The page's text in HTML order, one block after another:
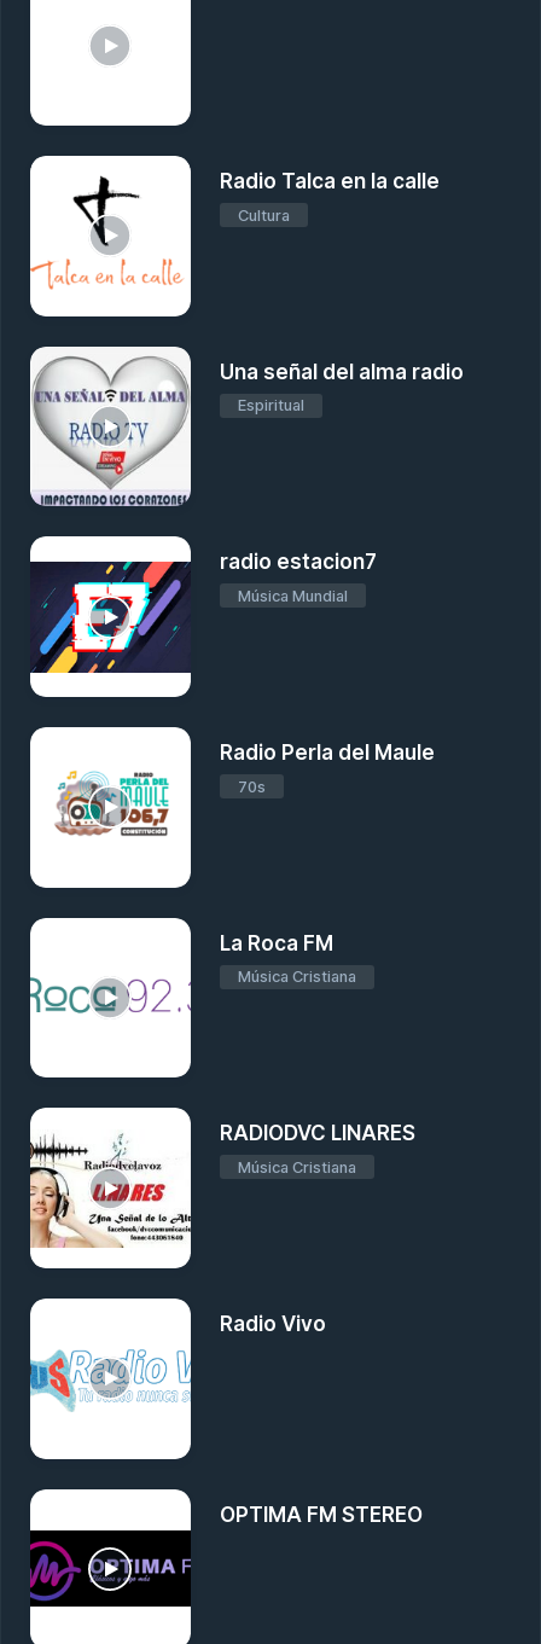
Radio Talca en la calle
Cultura
Una señal del alma radio
Espiritual
radio estacion7
Música Mundial
Radio Perla del Maule
70s
La Roca FM
Música Cristiana
RADIODVC LINARES
Música Cristiana
Radio Vivo
OPTIMA FM STEREO